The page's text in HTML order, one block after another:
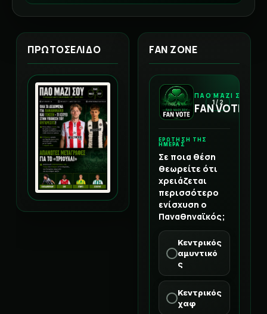
ΠΡΩΤΟΣΕΛΙΔΟ FAN ZONE
ΠΑΟ ΜΑΖΙ ΣΟΥ
FAN VOTE
1 / 2
ΕΡΩΤΗΣΗ ΤΗΣ
ΗΜΕΡΑΣ
Σε ποια θέση
θεωρείτε ότι
χρειάζεται
περισσότερο
ενίσχυση ο
Παναθηναϊκός;
Κεντρικός
αμυντικό
ς
Κεντρικός
χαφ